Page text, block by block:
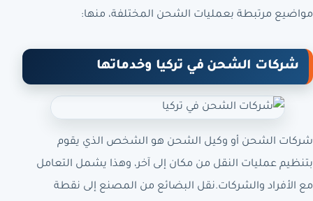
مواضيع مرتبطة بعمليات الشحن المختلفة، منها:
شركات الشحن في تركيا وخدماتها
شركات الشحن أو وكيل الشحن هو الشخص الذي يقوم
بتنظيم عمليات النقل من مكان إلى آخر، وهذا يشمل التعامل
مع الأفراد والشركات.نقل البضائع من المصنع إلى نقطة